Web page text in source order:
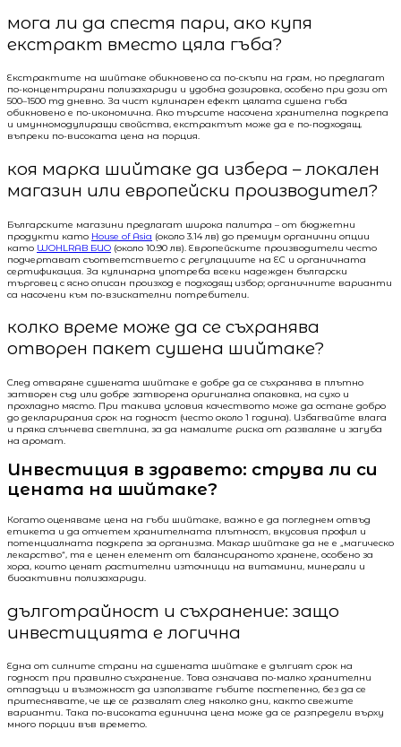
мога ли да спестя пари, ако купя
екстракт вместо цяла гъба?
Екстрактите на шийтаке обикновено са по-скъпи на грам, но предлагат
по-концентрирани полизахариди и удобна дозировка, особено при дози от
500–1500 mg дневно. За чист кулинарен ефект цялата сушена гъба
обикновено е по-икономична. Ако търсите насочена хранителна подкрепа
и имунномодулиращи свойства, екстрактът може да е по-подходящ,
въпреки по-високата цена на порция.
коя марка шийтаке да избера – локален
магазин или европейски производител?
Българските магазини предлагат широка палитра – от бюджетни
продукти като House of Asia (около 3.14 лв) до премиум органични опции
като WOHLRAB БИО (около 10.90 лв). Европейските производители често
подчертават съответствието с регулациите на ЕС и органичната
сертификация. За кулинарна употреба всеки надежден български
търговец с ясно описан произход е подходящ избор; органичните варианти
са насочени към по-взискателни потребители.
колко време може да се съхранява
отворен пакет сушена шийтаке?
След отваряне сушената шийтаке е добре да се съхранява в плътно
затворен съд или добре затворена оригинална опаковка, на сухо и
прохладно място. При такива условия качеството може да остане добро
до декларирания срок на годност (често около 1 година). Избягвайте влага
и пряка слънчева светлина, за да намалите риска от разваляне и загуба
на аромат.
Инвестиция в здравето: струва ли си
цената на шийтаке?
Когато оценяваме цена на гъби шийтаке, важно е да погледнем отвъд
етикета и да отчетем хранителната плътност, вкусовия профил и
потенциалната подкрепа за организма. Макар шийтаке да не е „магическо
лекарство“, тя е ценен елемент от балансираното хранене, особено за
хора, които ценят растителни източници на витамини, минерали и
биоактивни полизахариди.
дълготрайност и съхранение: защо
инвестицията е логична
Една от силните страни на сушената шийтаке е дългият срок на
годност при правилно съхранение. Това означава по-малко хранителни
отпадъци и възможност да използвате гъбите постепенно, без да се
притеснявате, че ще се развалят след няколко дни, както свежите
варианти. Така по-високата единична цена може да се разпредели върху
много порции във времето.